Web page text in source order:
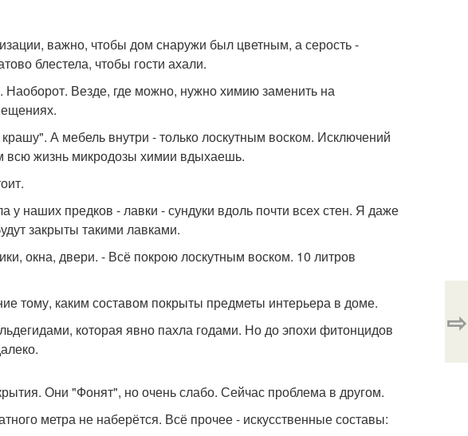
важно, чтобы дом снаружи был цветным, а серость -
блестела, чтобы гости ахали.
Наоборот. Везде, где можно, нужно химию заменить на
А мебель внутри - только лоскутным воском. Исключений
всю жизнь микродозы химии вдыхаешь.
наших предков - лавки - сундуки вдоль почти всех стен. Я даже
закрыты такими лавками.
окна, двери. - Всё покрою лоскутным воском. 10 литров
тому, каким составом покрыты предметы интерьера в доме.
которая явно пахла годами. Но до эпохи фитонцидов
Они "Фонят", но очень слабо. Сейчас проблема в другом.
метра не наберётся. Всё прочее - искусственные составы:
⇨